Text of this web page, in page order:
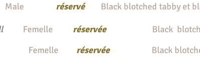
réservé Black blotched tabby et
Femelle réservée Black
Femelle réservée Black